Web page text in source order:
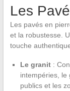
Les
Les pavés en
et la robustesse.
touche
Le granit:
intempéries, le
publics et les